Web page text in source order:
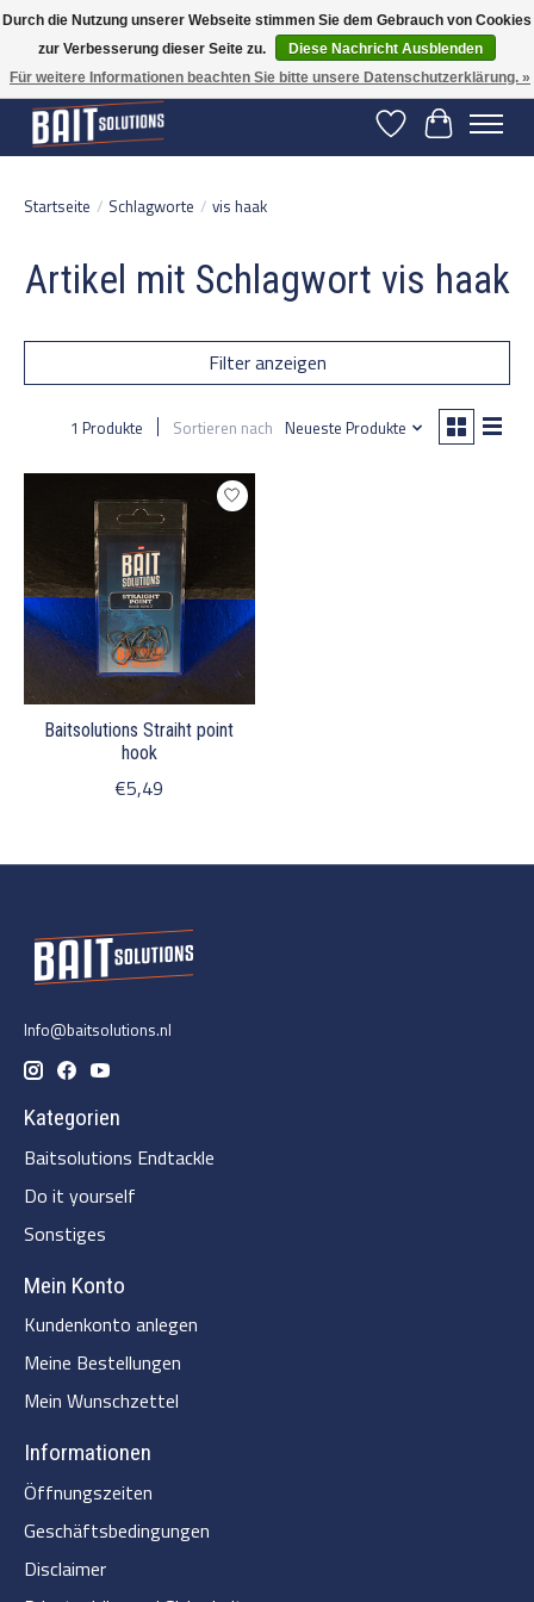
Gratis verzending vanaf 50 euro binnen NL | Op voorraad binnen 2-5 werkdagen
verzonden | België vanaf 70 euro gratis verzonden
Wunschzettel
Ihr
Startseite / Schlagworte / vis haak
Artikel mit Schlagwort vis haak
Filter anzeigen
1 Produkte Sortieren nach Neueste Produkte
Baitsolutions Straiht point
hook
€5,49
Info@baitsolutions.nl
Kategorien
Baitsolutions Endtackle
Do it yourself
Sonstiges
Mein Konto
Kundenkonto anlegen
Meine Bestellungen
Mein Wunschzettel
Informationen
Öffnungszeiten
Geschäftsbedingungen
Disclaimer
Durch die Nutzung unserer Webseite stimmen Sie dem Gebrauch von Cookies
zur Verbesserung dieser Seite zu.
Diese Nachricht Ausblenden
Für weitere Informationen beachten Sie bitte unsere Datenschutzerklärung. »